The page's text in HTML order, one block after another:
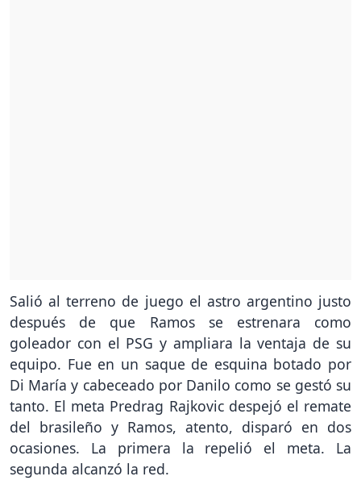
Salió al terreno de juego el astro argentino justo
después de que Ramos se estrenara como
goleador con el PSG y ampliara la ventaja de su
equipo. Fue en un saque de esquina botado por
Di María y cabeceado por Danilo como se gestó su
tanto. El meta Predrag Rajkovic despejó el remate
del brasileño y Ramos, atento, disparó en dos
ocasiones. La primera la repelió el meta. La
segunda alcanzó la red.